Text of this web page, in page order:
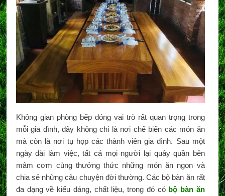
Không gian phòng bếp đóng vai trò rất quan trọng trong
mỗi gia đình, đây không chỉ là nơi chế biến các món ăn
mà còn là nơi tụ họp các thành viên gia đình. Sau một
ngày dài làm việc, tất cả mọi người lại quây quần bên
mâm cơm cùng thưởng thức những món ăn ngon và
chia sẻ những câu chuyện đời thường. Các bộ bàn ăn rất
đa dạng về kiểu dáng, chất liệu, trong đó có bộ bàn ăn